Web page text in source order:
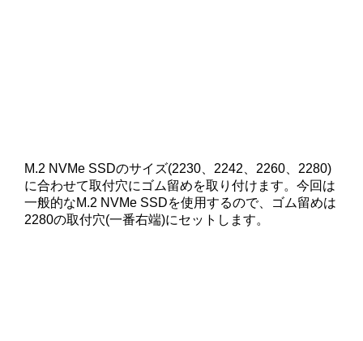
M.2 NVMe SSDのサイズ(2230、2242、2260、2280)
に合わせて取付穴にゴム留めを取り付けます。今回は
一般的なM.2 NVMe SSDを使用するので、ゴム留めは
2280の取付穴(一番右端)にセットします。